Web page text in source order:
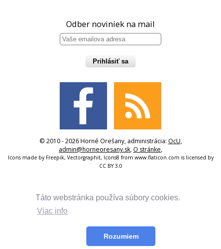
Táto webstránka používa súbory cookies.
Viac info
Rozumiem
Odber noviniek na mail
Prihlásiť sa
© 2010 - 2026 Horné Orešany, administrácia: OcU,
admin@horneoresany.sk, O stránke,
Icons made by Freepik, Vectorgraphit, Icons8 from www.flaticon.com is licensed by
CC BY 3.0